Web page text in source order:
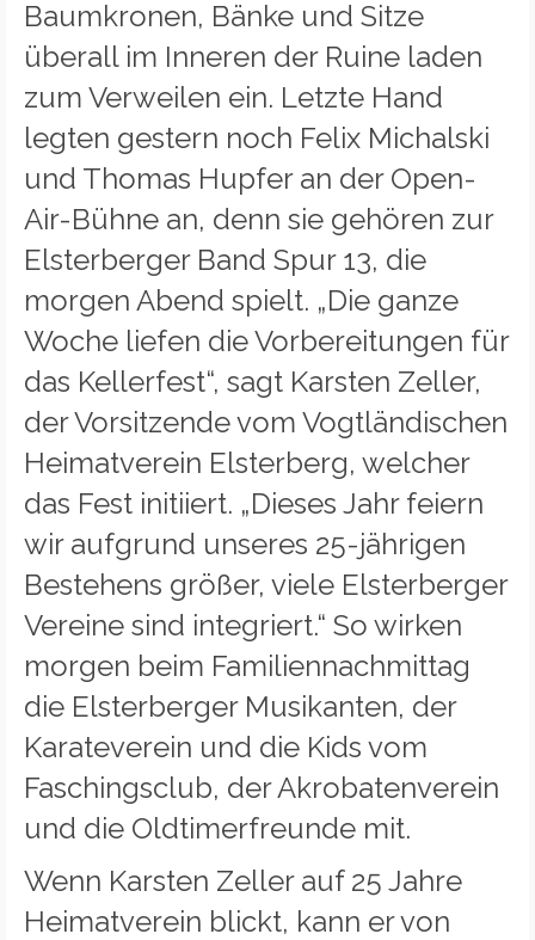
Baumkronen, Bänke und Sitze
überall im Inneren der Ruine laden
zum Verweilen ein. Letzte Hand
legten gestern noch Felix Michalski
und Thomas Hupfer an der Open-
Air-Bühne an, denn sie gehören zur
Elsterberger Band Spur 13, die
morgen Abend spielt. „Die ganze
Woche liefen die Vorbereitungen für
das Kellerfest“, sagt Karsten Zeller,
der Vorsitzende vom Vogtländischen
Heimatverein Elsterberg, welcher
das Fest initiiert. „Dieses Jahr feiern
wir aufgrund unseres 25-jährigen
Bestehens größer, viele Elsterberger
Vereine sind integriert.“ So wirken
morgen beim Familiennachmittag
die Elsterberger Musikanten, der
Karateverein und die Kids vom
Faschingsclub, der Akrobatenverein
und die Oldtimerfreunde mit.
Wenn Karsten Zeller auf 25 Jahre
Heimatverein blickt, kann er von